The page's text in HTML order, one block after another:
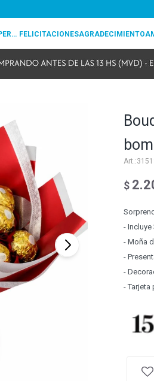
REGALOS EMPRESARIALES PERSONALIZADOS FELICITACIONESAGRADECIMIENTO
$
-
- Moña
-
-
- Tarjeta